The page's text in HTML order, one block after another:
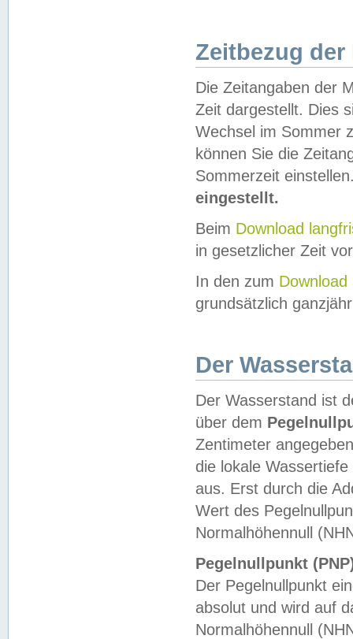
Zeitbezug der
Die Zeitangaben der
Zeit dargestellt. Dies
Wechsel im Sommer
können Sie die
Sommerzeit
eingestellt.
Beim Download
in gesetzlicher Zeit
In den zum Download
grundsätzlich
Der
Der Wasserstand ist
über dem
Zentimeter
die lokale
aus. Erst durch die
Wert des
Normalhöhennull
Pegelnullpunkt
Der Pegelnullpunkt
absolut und wird auf
Normalhöhennull